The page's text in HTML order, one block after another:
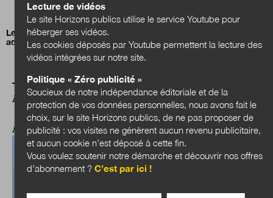
Le plan du gouvernement pour déployer l’IA dans les
administrations se précise
A LIRE AUSSI
ACTUALITÉS
Lecture de vidéos
Le site Horizons publics utilise le service Youtube pour
héberger ses vidéos.
Les cookies déposés par Youtube permettent la lecture des
vidéos intégrées sur notre site.
Politique « Zéro publicité »
Soucieux de notre indépendance éditoriale et de la
protection de vos données personnelles, nous avons fait le
choix, sur le site Horizons publics, de ne pas proposer de
publicité : vos visites ne génèrent aucun revenu publicitaire,
et aucun cookie n’est déposé à cette fin.
Vous voulez soutenir notre démarche et découvrir nos offres
d’abonnement ? C’est par ici !